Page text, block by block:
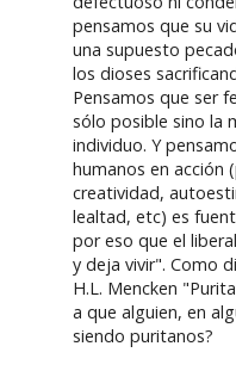
pensamos que su
una supuesto
los dioses
Pensamos que ser
sólo posible sino la
individuo. Y
humanos en
creatividad,
lealtad, etc) es
por eso que el
y deja vivir". Como
H.L. Mencken
a que alguien, en
siendo puritanos?